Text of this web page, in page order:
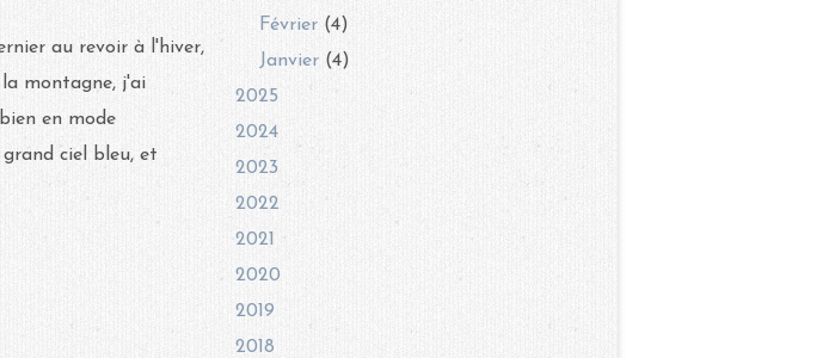
au revoir à l'hiver,
montagne, j'ai
en mode
ciel bleu, et
Février (4)
Janvier (4)
2025
2024
2023
2022
2021
2020
2019
2018